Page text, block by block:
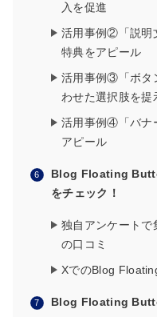
入を促進
活用事例②「説明
特典をアピール
活用事例③「ボタ
わせた選択肢を提
活用事例④「バナ
アピール
Blog Floating
をチェック！
独自アンケート
の口コミ
XでのBlog
Blog Floating